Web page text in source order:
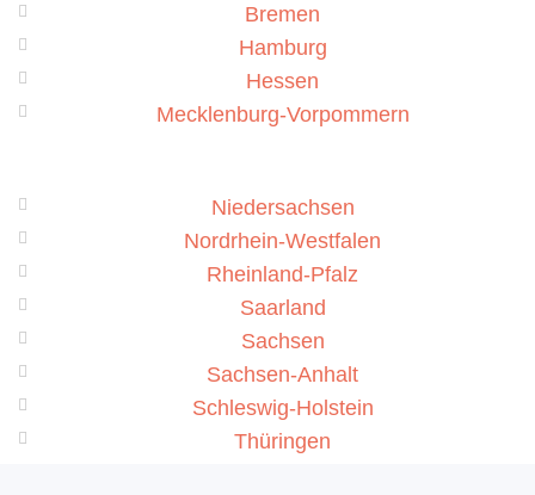
Bremen
Hamburg
Hessen
Mecklenburg-Vorpommern
Niedersachsen
Nordrhein-Westfalen
Rheinland-Pfalz
Saarland
Sachsen
Sachsen-Anhalt
Schleswig-Holstein
Thüringen